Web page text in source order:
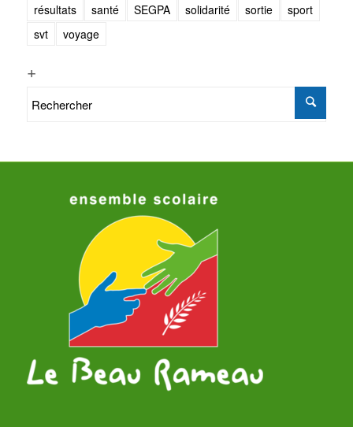
résultats
santé SEGPA solidarité sortie
sport
svt
voyage
+